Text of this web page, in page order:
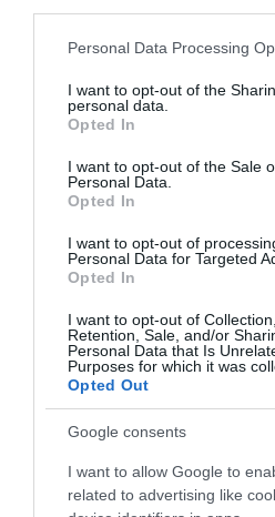
Please note that this website/app
not limited to your visit or usage
grant or deny consent to Google
use your data for below specified
consent section.
Personal Data Processing
I want to opt-out of the
personal data.
Opted In
I want to opt-out of the Sale
Personal Data.
Opted In
I want to opt-out of
Personal Data for Targeted
Opted In
I want to opt-out of
Retention, Sale, and/or
Personal Data that Is
Purposes for which it was
Opted Out
Google consents
I want to allow Google to
related to advertising like
έχει επίσης ισχύ
watts και διαθέτει
πραγματικό χρόνο
κατάστασης.
H Mi Vacuum Cleaner
στην Ελλάδα στις 22
Πατήστε εδώγια
Mi Vacuum Cleaner G10
*η διανομή των
πραγματοποιείται μέσω
Technologies, επίσημος
εταιρείας σε Ελλάδα και
**Ισχύουν όροι και